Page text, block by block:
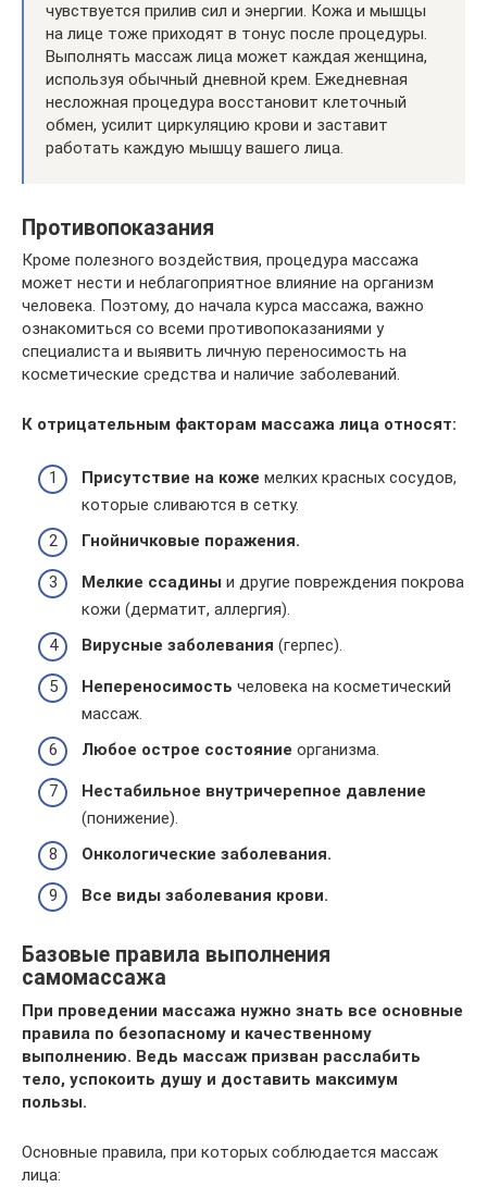
чувствуется прилив сил и энергии. Кожа и мышцы
на лице тоже приходят в тонус после процедуры.
Выполнять массаж лица может каждая женщина,
используя обычный дневной крем. Ежедневная
несложная процедура восстановит клеточный
обмен, усилит циркуляцию крови и заставит
работать каждую мышцу вашего лица.
Противопоказания
Кроме полезного воздействия, процедура массажа
может нести и неблагоприятное влияние на организм
человека. Поэтому, до начала курса массажа, важно
ознакомиться со всеми противопоказаниями у
специалиста и выявить личную переносимость на
косметические средства и наличие заболеваний.
К отрицательным факторам массажа лица относят:
Присутствие на коже мелких красных сосудов,
которые сливаются в сетку.
Гнойничковые поражения.
Мелкие ссадины и другие повреждения покрова
кожи (дерматит, аллергия).
Вирусные заболевания (герпес).
Непереносимость человека на косметический
массаж.
Любое острое состояние организма.
Нестабильное внутричерепное давление
(понижение).
Онкологические заболевания.
Все виды заболевания крови.
Базовые правила выполнения
самомассажа
При проведении массажа нужно знать все основные
правила по безопасному и качественному
выполнению. Ведь массаж призван расслабить
тело, успокоить душу и доставить максимум
пользы.
Основные правила, при которых соблюдается массаж
лица: